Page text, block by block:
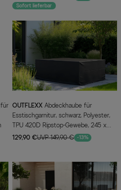
Sofort lieferbar
OUTFLEXX
Esstischgarnitur, schwarz, Polyester,
TPU 420D Ripstop-Gewebe, 245 x
135 x 109 cm, mit Zugband
129,90 €UVP 149,90 € -13%